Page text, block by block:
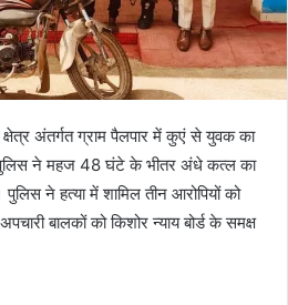
क्षेत्र अंतर्गत ग्राम पैलपार में कुएं से युवक का
ने महज 48 घंटे के भीतर अंधे कत्ल का
ने हत्या में शामिल तीन आरोपियों को
बालकों को किशोर न्याय बोर्ड के समक्ष